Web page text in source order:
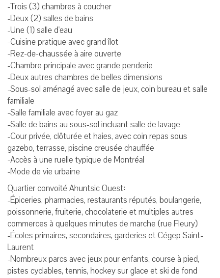
-Trois (3) chambres à coucher
-Deux (2) salles de bains
-Une (1) salle d'eau
-Cuisine pratique avec grand îlot
-Rez-de-chaussée à aire ouverte
-Chambre principale avec grande penderie
-Deux autres chambres de belles dimensions
-Sous-sol aménagé avec salle de jeux, coin bureau et salle
familiale
-Salle familiale avec foyer au gaz
-Salle de bains au sous-sol incluant salle de lavage
-Cour privée, clôturée et haies, avec coin repas sous
gazebo, terrasse, piscine creusée chauffée
-Accès à une ruelle typique de Montréal
-Mode de vie urbaine
Quartier convoité Ahuntsic Ouest:
-Épiceries, pharmacies, restaurants réputés, boulangerie,
poissonnerie, fruiterie, chocolaterie et multiples autres
commerces à quelques minutes de marche (rue Fleury)
-Écoles primaires, secondaires, garderies et Cégep Saint-
Laurent
-Nombreux parcs avec jeux pour enfants, course à pied,
pistes cyclables, tennis, hockey sur glace et ski de fond